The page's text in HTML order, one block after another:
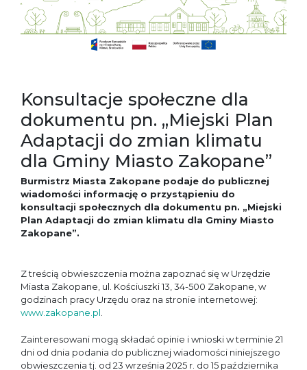
Konsultacje społeczne dla
dokumentu pn. „Miejski Plan
Adaptacji do zmian klimatu
dla Gminy Miasto Zakopane”
Burmistrz Miasta Zakopane podaje do publicznej
wiadomości informację o przystąpieniu do
konsultacji społecznych dla dokumentu pn. „Miejski
Plan Adaptacji do zmian klimatu dla Gminy Miasto
Zakopane”.
Z treścią obwieszczenia można zapoznać się w Urzędzie
Miasta Zakopane, ul. Kościuszki 13, 34-500 Zakopane, w
godzinach pracy Urzędu oraz na stronie internetowej:
www.zakopane.pl.
Zainteresowani mogą składać opinie i wnioski w terminie 21
dni od dnia podania do publicznej wiadomości niniejszego
obwieszczenia tj. od 23 września 2025 r. do 15 października